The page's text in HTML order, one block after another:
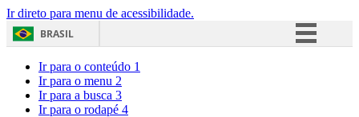
Ir direto para menu de acessibilidade.
BRASIL
Ir para o conteúdo 1
Ir para o menu 2
Ir para a busca 3
Ir para o rodapé 4